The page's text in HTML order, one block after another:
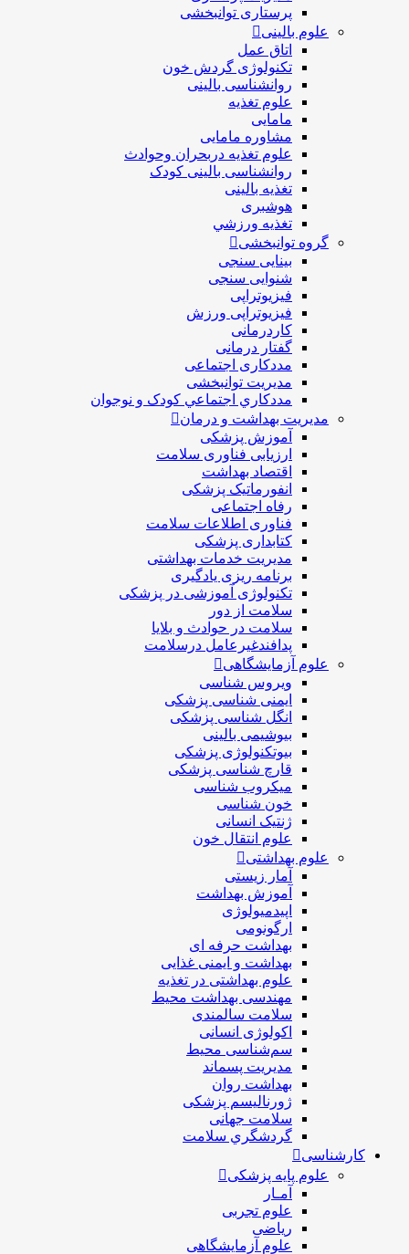
پرستاری توانبخشی
علوم بالینی
اتاق عمل
تکنولوژی گردش خون
روانشناسی بالینی
علوم تغذیه
مامایی
مشاوره مامایی
علوم تغذیه دربحران وحوادث
روانشناسی بالینی کودک
تغذیه بالینی
هوشبری
تغذيه ورزشي
گروه توانبخشی
بینایی سنجی
شنوایی سنجی
فیزیوتراپی
فیزیوتراپی ورزش
کاردرمانی
گفتار درمانی
مددکاری اجتماعی
مديريت توانبخشی
مددکاري اجتماعي کودک و نوجوان
مدیریت بهداشت و درمان
آموزش پزشکی
ارزیابی فناوری سلامت
اقتصاد بهداشت
انفورماتیک پزشکی
رفاه اجتماعی
فناوری اطلاعات سلامت
کتابداری پزشکی
مديريت خدمات بهداشتی
برنامه ریزی یادگیری
تکنولوژی آموزشی در پزشکی
سلامت از دور
سلامت در حوادث و بلایا
پدافندغیرعامل درسلامت
علوم آزمایشگاهی
ویروس شناسی
ایمنی شناسی پزشكی
انگل شناسی پزشکی
بیوشیمی بالینی
بیوتکنولوژی پزشکی
قارچ شناسی پزشکی
ميكروب شناسی
خون شناسی
ژنتیک انسانی
علوم انتقال خون
علوم بهداشتی
آمار زیستی
آموزش بهداشت
اپیدمیولوژی
ارگونومی
بهداشت حرفه ای
بهداشت و ایمنی غذایی
علوم بهداشتی در تغذیه
مهندسی بهداشت محيط
سلامت سالمندی
اکولوژی انسانی
سم‌شناسی محیط
مدیریت پسماند
بهداشت روان
ژورنالیسم پزشکی
سلامت جهانی
گردشگري سلامت
کارشناسی
علوم پایه پزشکی
آمـار
علوم تجربی
ریاضی
علوم آزمایشگاهی